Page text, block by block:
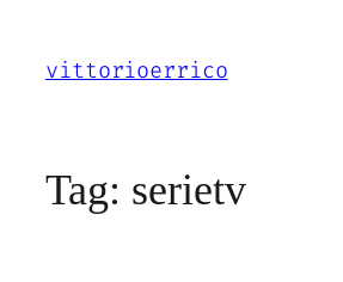
contenuto
vittorioerrico
Tag: serietv